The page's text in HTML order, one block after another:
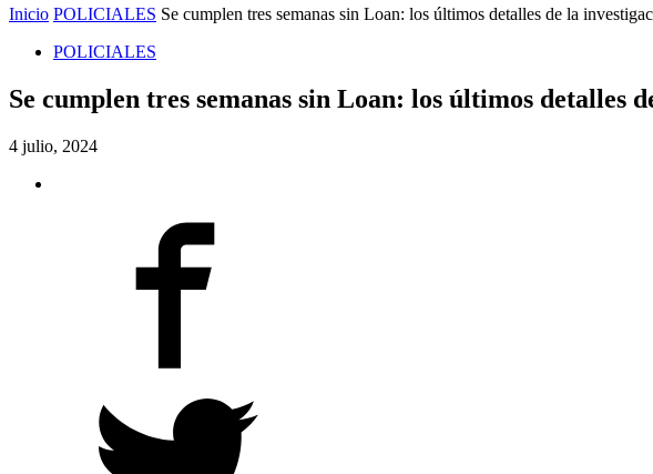
Inicio POLICIALES Se cumplen tres semanas sin Loan: los últimos detalles de la
POLICIALES
Se cumplen tres semanas sin Loan: los últimos detalles
4 julio, 2024